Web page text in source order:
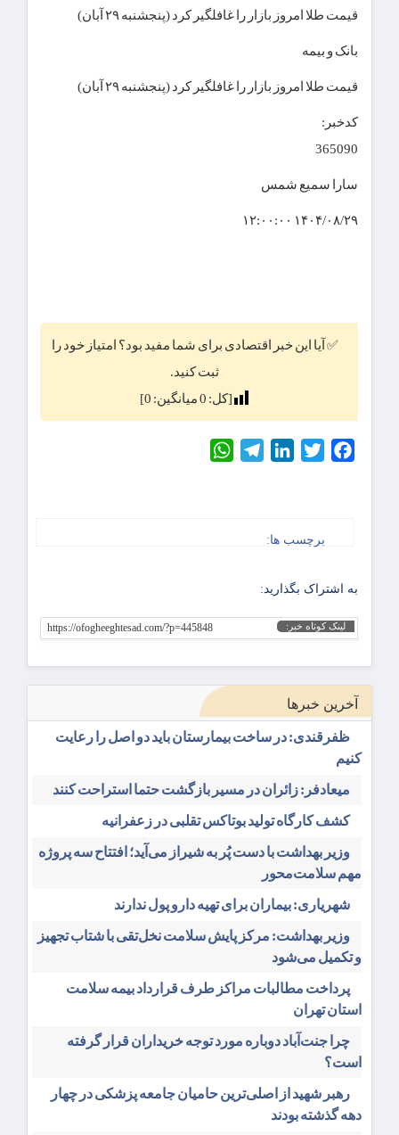
قیمت طلا امروز بازار را غافلگیر کرد (پنجشنبه ۲۹ آبان)
بانک و بیمه
قیمت طلا امروز بازار را غافلگیر کرد (پنجشنبه ۲۹ آبان)
کدخبر:
365090
سارا سمیع شمس
۱۴۰۴/۰۸/۲۹ ۱۲:۰۰:۰۰
✅ آیا این خبر اقتصادی برای شما مفید بود؟ امتیاز خود را
ثبت کنید.
[کل: 0میانگین: 0
]
Facebook
Twitter
LinkedIn
Telegram
برچسب ها:
به اشتراک بگذارید:
لینک کوتاه خبر: https://ofogheeghtesad.com/?p=445848
آخرین خبرها
ظفرقندی: در ساخت بیمارستان باید دو اصل را رعایت
کنیم
میعادفر: زائران در مسیر بازگشت حتما استراحت کنند
کشف کارگاه تولید بوتاکس تقلبی در زعفرانیه
وزیر بهداشت با دست پُر به شیراز می‌آید؛ افتتاح سه پروژه
مهم سلامت‌محور
شهریاری: بیماران برای تهیه دارو پول ندارند
وزیر بهداشت: مرکز پایش سلامت نخل‌تقی با شتاب تجهیز
و تکمیل می‌شود
پرداخت مطالبات مراکز طرف قرارداد بیمه سلامت
استان تهران
چرا جنت‌آباد دوباره مورد توجه خریداران قرار گرفته
است؟
رهبر شهید از اصلی‌ترین حامیان جامعه پزشکی در چهار
دهه گذشته بودند